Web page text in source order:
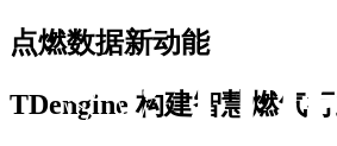
跳
至
容
点燃数据新动能
TDengine 构建智慧燃气